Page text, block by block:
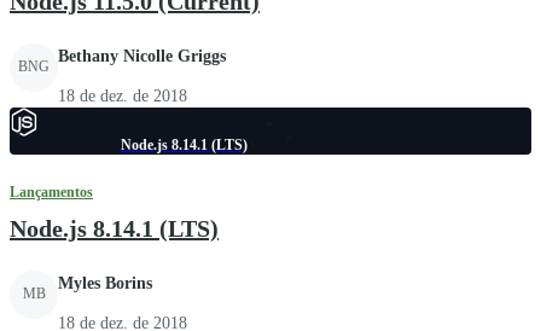
BNG
Bethany Nicolle Griggs
18 de dez. de 2018
Node.js 8.14.1 (LTS)
Lançamentos
Node.js 8.14.1 (LTS)
MB
Myles Borins
18 de dez. de 2018